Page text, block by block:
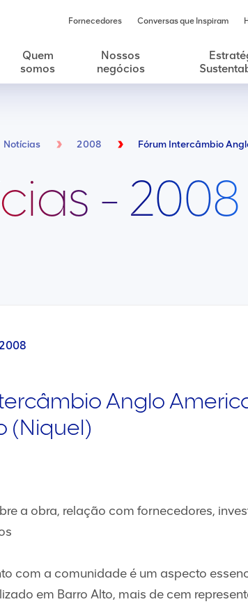
Fornecedores Conversas que Inspiram
Quem
somos
Nossos
negócios
- 2008
Notícias 2008
Anglo
(Niquel)
a obra, relação com fornecedores,
com a comunidade é um aspecto
em Barro Alto, mais de cem